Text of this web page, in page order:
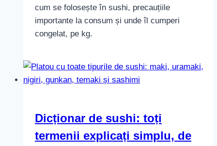
cum se folosește în sushi, precauțiile
importante la consum și unde îl cumperi
congelat, pe kg.
Dicționar de sushi: toți
termenii explicați simplu, de